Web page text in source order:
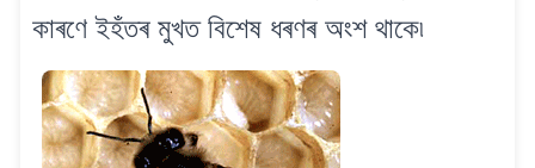
কাৰণে ইহঁতৰ মুখত বিশেষ ধৰণৰ অংশ থাকে৷